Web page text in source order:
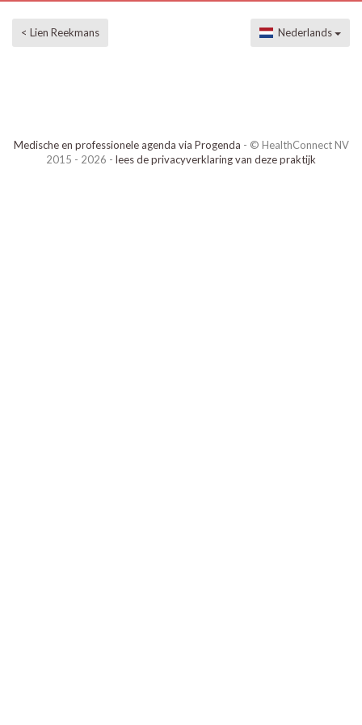
< Lien Reekmans Nederlands
Medische en professionele agenda via Progenda - © HealthConnect NV
2015 - 2026 - lees de privacyverklaring van deze praktijk